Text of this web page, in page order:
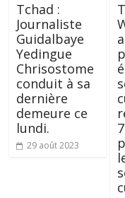
Tchad :
Journaliste
Guidalbaye
Yedingue
Chrisostome
conduit à sa
dernière
demeure ce
lundi.
29 août 2023